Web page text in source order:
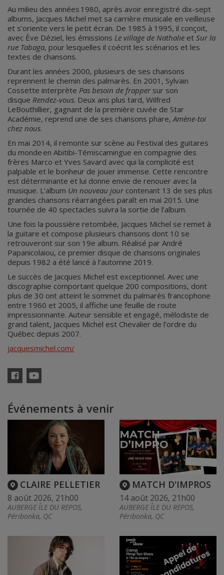
Au milieu des années 1980, après avoir enregistré dix-sept
albums, Jacques Michel met sa carrière musicale en veilleuse
et s’oriente vers le petit écran. De 1985 à 1995, il conçoit,
avec Ève Déziel, les émissions Le village de Nathalie et Sur la
rue Tabaga, pour lesquelles il coécrit les scénarios et les
textes de chansons.
Durant les années 2000, plusieurs de ses chansons
reprennent le chemin des palmarès. En 2001, Sylvain
Cossette interprète Pas besoin de frappersur son
disque Rendez-vous. Deux ans plus tard, Wilfred
LeBouthillier, gagnant de la première cuvée de Star
Académie, reprend une de ses chansons phare, Amène-toi
chez nous.
En mai 2014, il remonte sur scène au Festival des guitares
du monde en Abitibi-Témiscamingue en compagnie des
frères Marco et Yves Savard avec qui la complicité est
palpable et le bonheur de jouer immense. Cette rencontre
est déterminante et lui donne envie de renouer avec la
musique. L’album Un nouveau jourcontenant 13 de ses plus
grandes chansons réarrangées paraît en mai 2015. Une
tournée de 40 spectacles suivra la sortie de l’album.
Une fois la poussière retombée, Jacques Michel se remet à
la guitare et compose plusieurs chansons dont 10 se
retrouveront sur son 19e album. Réalisé par André
Papanicolaiou, ce premier disque de chansons originales
depuis 1982 a été lancé à l’automne 2019.
Le succès de Jacques Michel est exceptionnel. Avec une
discographie comportant quelque 200 compositions, dont
plus de 30 ont atteint le sommet du palmarès francophone
entre 1960 et 2005, il affiche une feuille de route
impressionnante. Auteur sensible et engagé, mélodiste de
grand talent, Jacques Michel est Chevalier de l’ordre du
Québec depuis 2007.
jacquesmichel.com/
FacebookYouTube
Événements à venir
CLAIRE PELLETIER
8 août 2026, 21h00
AUBERGE ÎLE DU REPOS,
Péribonka, QC
MATCH D'IMPROS
14 août 2026, 21h00
AUBERGE ÎLE DU REPOS,
Péribonka, QC